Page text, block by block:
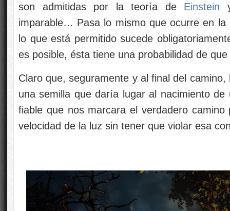
son admitidas por la teoría de Einstein
imparable… Pasa lo mismo que ocurre en
lo que está permitido sucede
es posible, ésta tiene una probabilidad de
Claro que, seguramente y al final del
una semilla que daría lugar al nacimiento
fiable que nos marcara el verdadero
velocidad de la luz sin tener que violar esa